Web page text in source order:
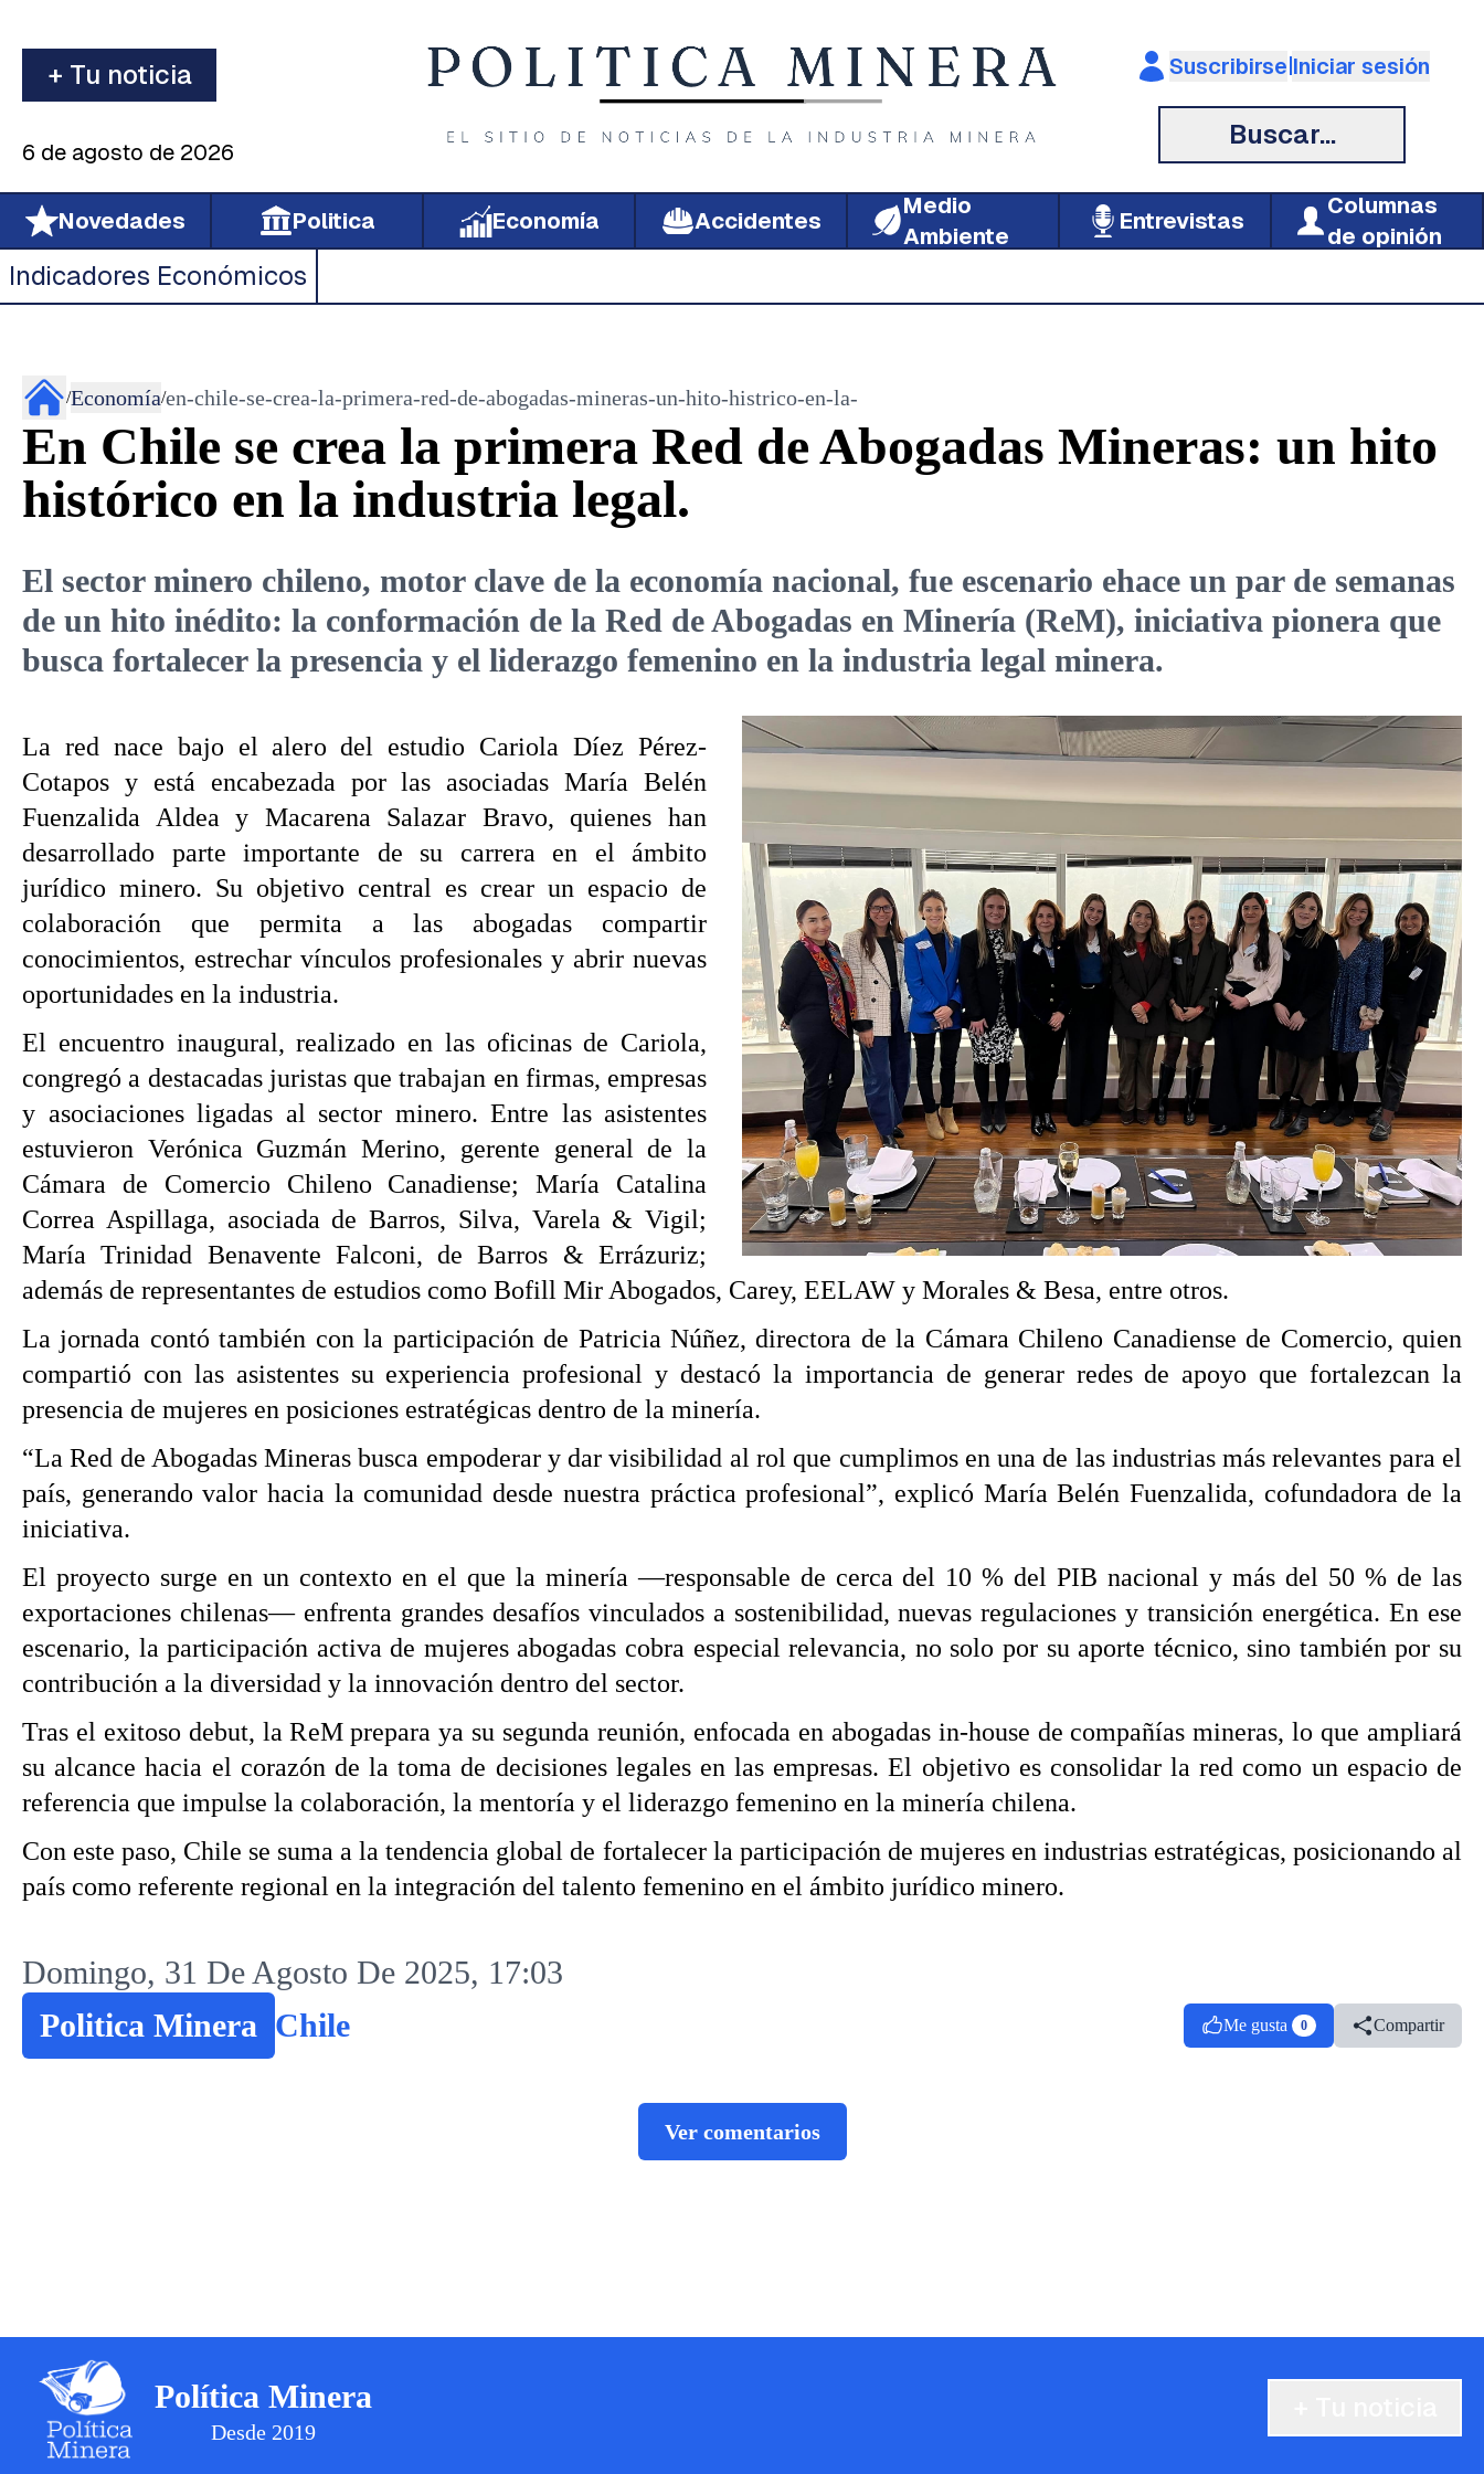
+ Tu noticia
6 de agosto de 2026
Suscribirse|Iniciar sesión
Buscar...
Novedades Politica Economía Accidentes
Medio
Ambiente
Entrevistas
Columnas
de opinión
Indicadores Económicos
/Economía/en-chile-se-crea-la-primera-red-de-abogadas-mineras-un-hito-histrico-en-la-
En Chile se crea la primera Red de Abogadas Mineras: un hito
histórico en la industria legal.
El sector minero chileno, motor clave de la economía nacional, fue escenario ehace un par de semanas
de un hito inédito: la conformación de la Red de Abogadas en Minería (ReM), iniciativa pionera que
busca fortalecer la presencia y el liderazgo femenino en la industria legal minera.
La red nace bajo el alero del estudio Cariola Díez Pérez-
Cotapos y está encabezada por las asociadas María Belén
Fuenzalida Aldea y Macarena Salazar Bravo, quienes han
desarrollado parte importante de su carrera en el ámbito
jurídico minero. Su objetivo central es crear un espacio de
colaboración que permita a las abogadas compartir
conocimientos, estrechar vínculos profesionales y abrir nuevas
oportunidades en la industria.
El encuentro inaugural, realizado en las oficinas de Cariola,
congregó a destacadas juristas que trabajan en firmas, empresas
y asociaciones ligadas al sector minero. Entre las asistentes
estuvieron Verónica Guzmán Merino, gerente general de la
Cámara de Comercio Chileno Canadiense; María Catalina
Correa Aspillaga, asociada de Barros, Silva, Varela & Vigil;
María Trinidad Benavente Falconi, de Barros & Errázuriz;
además de representantes de estudios como Bofill Mir Abogados, Carey, EELAW y Morales & Besa, entre otros.
La jornada contó también con la participación de Patricia Núñez, directora de la Cámara Chileno Canadiense de Comercio, quien
compartió con las asistentes su experiencia profesional y destacó la importancia de generar redes de apoyo que fortalezcan la
presencia de mujeres en posiciones estratégicas dentro de la minería.
“La Red de Abogadas Mineras busca empoderar y dar visibilidad al rol que cumplimos en una de las industrias más relevantes para el
país, generando valor hacia la comunidad desde nuestra práctica profesional”, explicó María Belén Fuenzalida, cofundadora de la
iniciativa.
El proyecto surge en un contexto en el que la minería —responsable de cerca del 10 % del PIB nacional y más del 50 % de las
exportaciones chilenas— enfrenta grandes desafíos vinculados a sostenibilidad, nuevas regulaciones y transición energética. En ese
escenario, la participación activa de mujeres abogadas cobra especial relevancia, no solo por su aporte técnico, sino también por su
contribución a la diversidad y la innovación dentro del sector.
Tras el exitoso debut, la ReM prepara ya su segunda reunión, enfocada en abogadas in-house de compañías mineras, lo que ampliará
su alcance hacia el corazón de la toma de decisiones legales en las empresas. El objetivo es consolidar la red como un espacio de
referencia que impulse la colaboración, la mentoría y el liderazgo femenino en la minería chilena.
Con este paso, Chile se suma a la tendencia global de fortalecer la participación de mujeres en industrias estratégicas, posicionando al
país como referente regional en la integración del talento femenino en el ámbito jurídico minero.
Domingo, 31 De Agosto De 2025, 17:03
Politica Minera Chile Me gusta 0 Compartir
Ver comentarios
Política Minera
Desde 2019